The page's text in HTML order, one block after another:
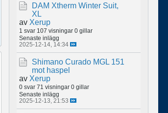
DAM Xtherm Winter Suit,
XL
av Xerup
1 svar 107 visningar 0 gillar
Senaste inlägg
2025-12-14, 14:34
Shimano Curado MGL 151
mot haspel
av Xerup
0 svar 71 visningar 0 gillar
Senaste inlägg
2025-12-13, 21:53